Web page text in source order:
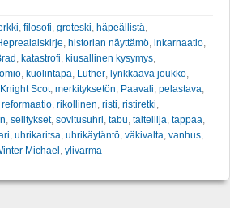
filosofi groteski häpeällistä
historian näyttämö inkarnaatio
katastrofi kiusallinen kysymys
kuolintapa Luther lynkkaava joukko
Scot, merkityksetön Paavali pelastava
reformaatio rikollinen risti ristiretki
selitykset, sovitusuhri tabu taiteilija tappaa
uhrikaritsa uhrikäytäntö väkivalta vanhus
Michael ylivarma